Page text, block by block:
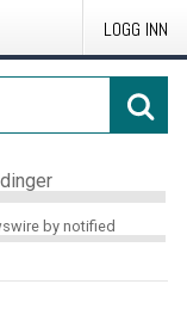
LOGG INN
by notified